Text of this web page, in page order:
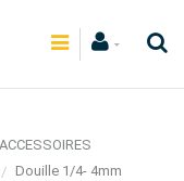
Douille 1/4- 4mm